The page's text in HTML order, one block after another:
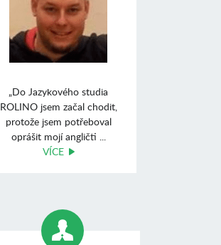
„Do Jazykového studia
ROLINO jsem začal chodit,
protože jsem potřeboval
oprášit mojí angličti ...
VÍCE